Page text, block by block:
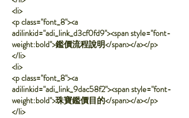
<li>
<p class="font_8"><a
adilinkid="adi_link_d3cf0fd9"><span style="font-
weight:bold">鑑價流程說明</span></a></p>
</li>
<li>
<p class="font_8"><a
adilinkid="adi_link_9dac58f2"><span style="font-
weight:bold">珠寶鑑價目的</span></a></p>
</li>